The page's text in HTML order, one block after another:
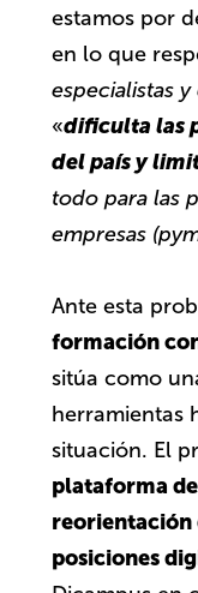
estamos por
en lo que
especialistas
«dificulta las
del país y
todo para las
empresas
Ante esta
formación
sitúa como
herramientas
situación. El
plataforma
reorientación
posiciones